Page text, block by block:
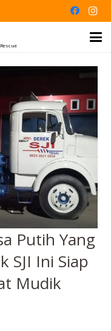
Putih Yang
SJI Ini Siap
Mudik